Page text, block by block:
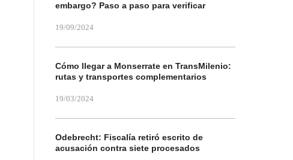
embargo? Paso a paso para verificar
19/09/2024
Cómo llegar a Monserrate en TransMilenio:
rutas y transportes complementarios
19/03/2024
Odebrecht: Fiscalía retiró escrito de
acusación contra siete procesados